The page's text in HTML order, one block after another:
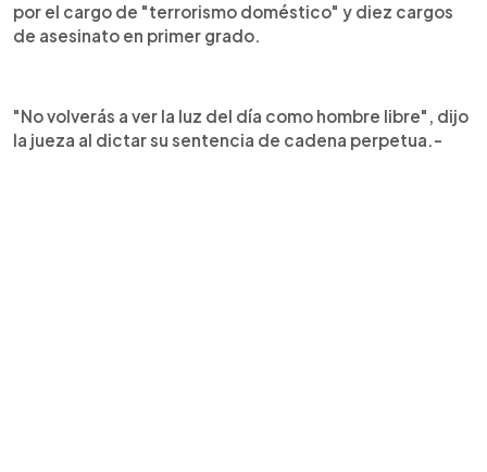
por el cargo de "terrorismo doméstico" y diez cargos
de asesinato en primer grado.
"No volverás a ver la luz del día como hombre libre", dijo
la jueza al dictar su sentencia de cadena perpetua.-